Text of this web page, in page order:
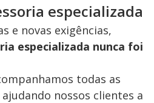
especializada
e novas exigências,
especializada nunca foi
todas as
nossos clientes a